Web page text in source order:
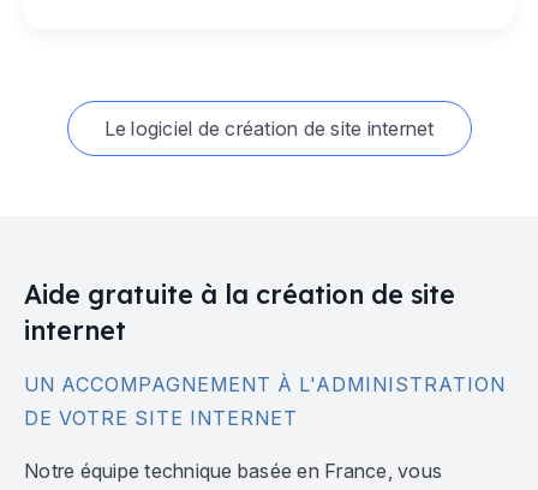
Le logiciel de création de site internet
Aide gratuite à la création de site
internet
UN ACCOMPAGNEMENT À L'ADMINISTRATION
DE VOTRE SITE INTERNET
Notre équipe technique basée en France, vous